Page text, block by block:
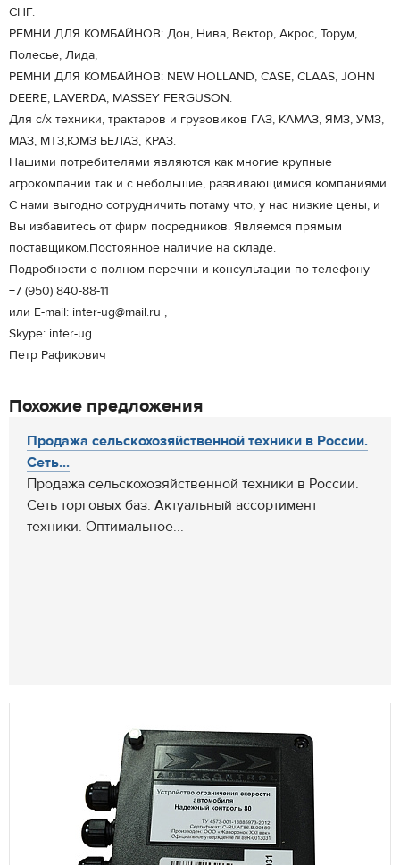
СНГ.
РЕМНИ ДЛЯ КОМБАЙНОВ: Дон, Нива, Вектор, Акрос, Торум,
Полесье, Лида,
РЕМНИ ДЛЯ КОМБАЙНОВ: NEW HOLLAND, CASE, CLAAS, JOHN
DEERE, LAVERDA, MASSEY FERGUSON.
Для с/х техники, трактаров и грузовиков ГАЗ, КАМАЗ, ЯМЗ, УМЗ,
МАЗ, МТЗ,ЮМЗ БЕЛАЗ, КРАЗ.
Нашими потребителями являются как многие крупные
агрокомпании так и с небольшие, развивающимися компаниями.
С нами выгодно сотрудничить потаму что, у нас низкие цены, и
Вы избавитесь от фирм посредников. Являемся прямым
поставщиком.Постоянное наличие на складе.
Подробности о полном перечни и консультации по телефону
+7 (950) 840-88-11
или E-mail: inter-ug@mail.ru ,
Skype: inter-ug
Петр Рафикович
Похожие предложения
Продажа сельскохозяйственной техники в России.
Сеть...
Продажа сельскохозяйственной техники в России.
Сеть торговых баз. Актуальный ассортимент
техники. Оптимальное...